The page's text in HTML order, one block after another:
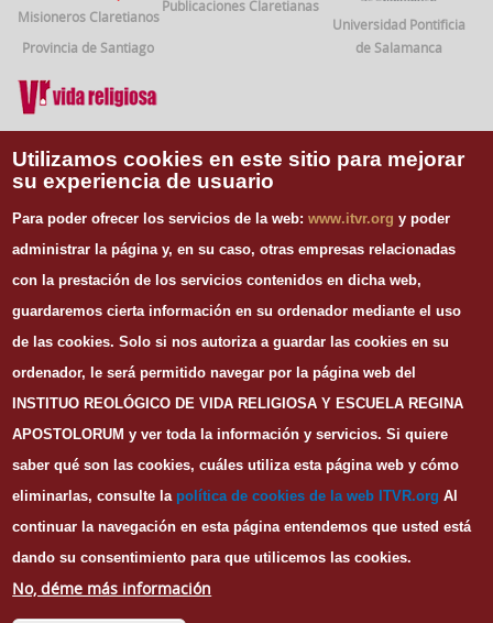
Misioneros Claretianos
Provincia de Santiago
Publicaciones Claretianas
Universidad Pontificia
de Salamanca
Vida Religiosa
Instituto Teológico de Vida Religiosa
Escuela Regina Apostolorum
28008 Madrid
Tel. 91 540 12 73
Whatsapp: 626 278 077
email.secretaria@itvr.org
Lunes a Viernes: 10h-14h y 16:30h-20:30h
© CopyrightITVR2016
Portada
Nosotros
Utilizamos cookies en este sitio para mejorar
su experiencia de usuario
Para poder ofrecer los servicios de la web:www.itvr.org y poder
administrar la página y, en su caso, otras empresas relacionadas
con la prestación de los servicios contenidos en dicha web,
guardaremos cierta información en su ordenador mediante el uso
de las cookies. Solo si nos autoriza a guardar las cookies en su
ordenador, le será permitido navegar por la página web del
INSTITUO REOLÓGICO DE VIDA RELIGIOSA Y ESCUELA REGINA
APOSTOLORUM y ver toda la información y servicios. Si quiere
saber qué son las cookies, cuáles utiliza esta página web y cómo
eliminarlas, consulte la política de cookies de la web ITVR.org Al
continuar la navegación en esta página entendemos que usted está
dando su consentimiento para que utilicemos las cookies.
No, déme más información